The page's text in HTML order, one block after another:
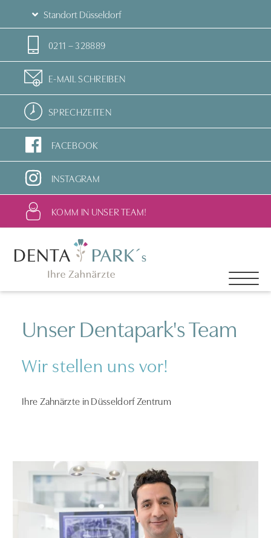
Standort Düsseldorf
0211 – 328889
E-MAIL SCHREIBEN
SPRECHZEITEN
FACEBOOK
INSTAGRAM
KOMM IN UNSER TEAM!
Unser Dentapark's Team
Wir stellen uns vor!
Ihre Zahnärzte in Düsseldorf Zentrum